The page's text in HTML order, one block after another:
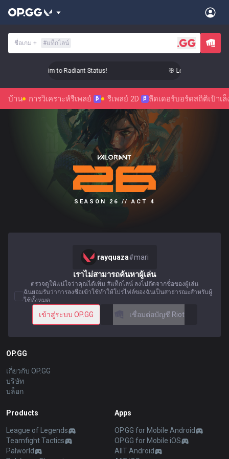
ชื่อเกม + #แท็กไลน์
Level Up Your Aim to Radiant Status! 🎯 Level Up Your Aim
บ้าน การวิเคราะห์รีเพลย์ β รีเพลย์ 2D β ลีดเดอร์บอร์ดสถิติเป้าเล็
SEASON 26 // ACT 4
rayquaza#mari
เราไม่สามารถค้นหาผู้เล่น
ตรวจดูให้แน่ใจว่าคุณได้เพิ่ม #แท็กไลน์ ลงไปถัดจากชื่อของผู้เล่น
ฉันยอมรับว่าการลงชื่อเข้าใช้ทำให้โปรไฟล์ของฉันเป็นสาธารณะสำหรับผู้
ใช้ทั้งหมด
เข้าสู่ระบบ OP.GG เชื่อมต่อบัญชี Riot
OP.GG
เกี่ยวกับ OP.GG
บริษัท
บล็อก
Products
League of Legends
Teamfight Tactics
Palworld
Apps
OP.GG for Mobile Android
OP.GG for Mobile iOS
AllT Android